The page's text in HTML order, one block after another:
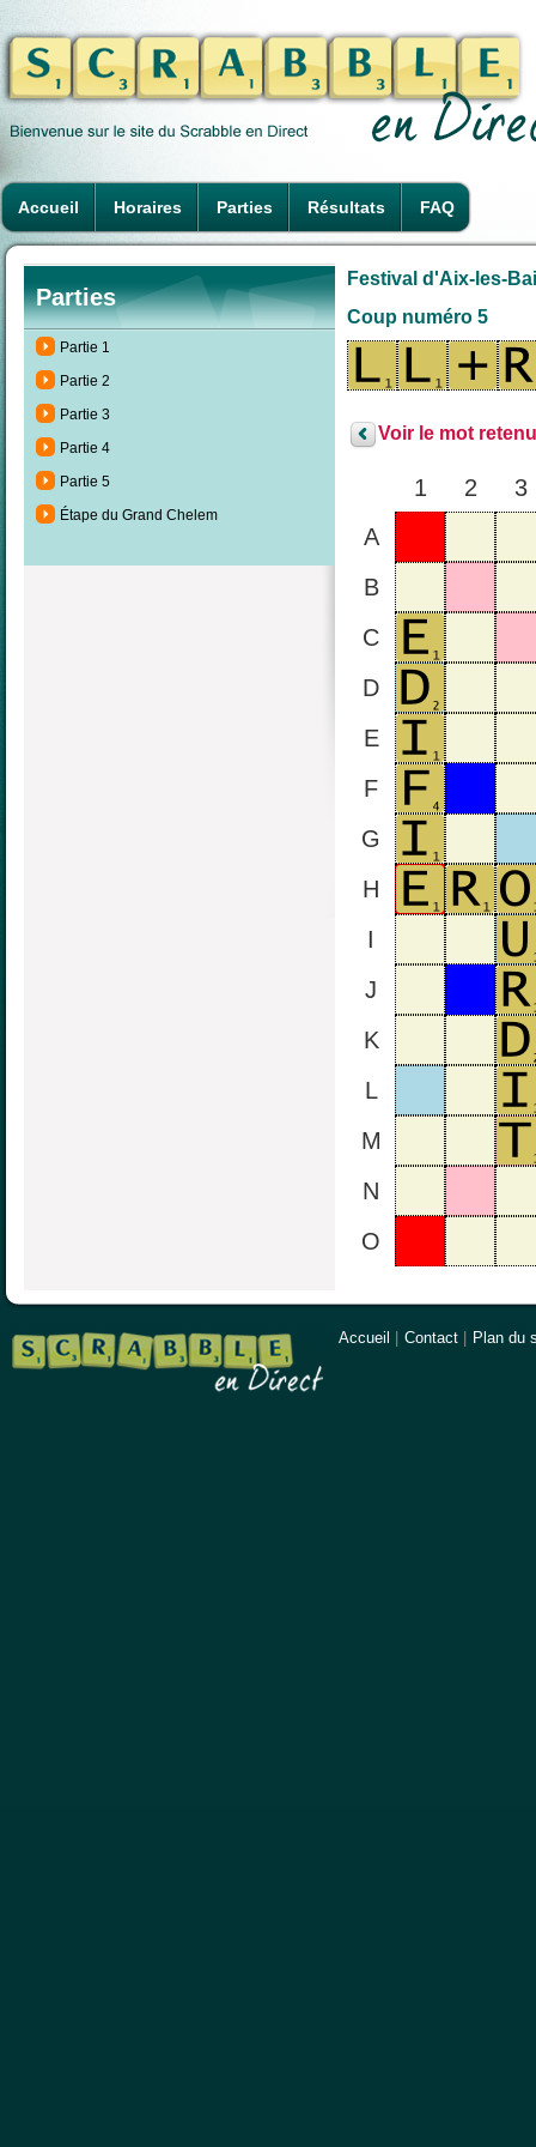
Accueil Horaires Parties Résultats FAQ
Parties
Partie 1
Partie 2
Partie 3
Partie 4
Partie 5
Étape du Grand Chelem
Festival d'Aix-les-
Coup numéro 5
Voir le mot
1 2
3
A
B
C
D
E
F
G
H
I
J
K
L
M
N
O
Accueil Contact Plan du